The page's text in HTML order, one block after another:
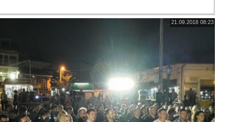
21.09.2018 08:23